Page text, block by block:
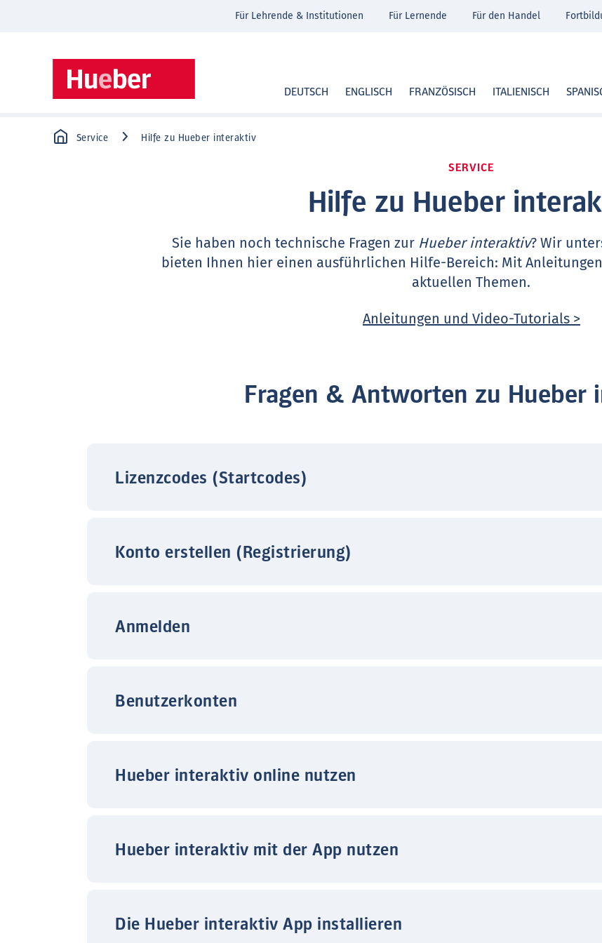
DEUTSCH ENGLISCH FRANZÖSISCH ITALIENISCH
Für Lehrende & Institutionen Für Lernende Für den Handel
Service Hilfe zu Hueber interaktiv
SERVICE
Hilfe zu Hueber
Sie haben noch technische Fragen zur Hueber interaktiv? Wir
bieten Ihnen hier einen ausführlichen Hilfe-Bereich: Mit
aktuellen Themen.
Anleitungen und Video-Tutorials >
Fragen & Antworten zu Hueber
Lizenzcodes (Startcodes)
Konto erstellen (Registrierung)
Anmelden
Benutzerkonten
Hueber interaktiv online nutzen
Hueber interaktiv mit der App nutzen
Die Hueber interaktiv App installieren